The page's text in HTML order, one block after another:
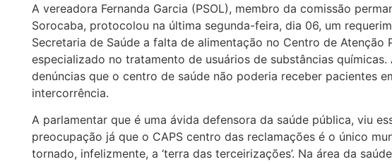
A vereadora Fernanda Garcia (PSOL), membro da comissão
Sorocaba, protocolou na última segunda-feira, dia 06, um
Secretaria de Saúde a falta de alimentação no Centro de Atenção
especializado no tratamento de usuários de substâncias
denúncias que o centro de saúde não poderia receber pacientes
intercorrência.
A parlamentar que é uma ávida defensora da saúde pública, viu
preocupação já que o CAPS centro das reclamações é o único
tornado, infelizmente, a ‘terra das terceirizações’. Na área da